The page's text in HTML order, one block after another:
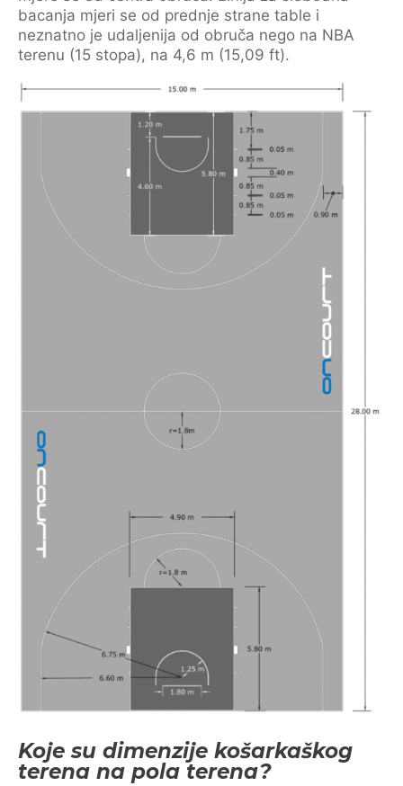
bacanja mjeri se od prednje strane table i
neznatno je udaljenija od obruča nego na NBA
terenu (15 stopa), na 4,6 m (15,09 ft).
Koje su dimenzije košarkaškog
terena na pola terena?